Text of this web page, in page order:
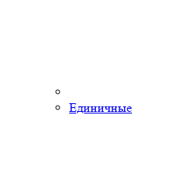
Единичные